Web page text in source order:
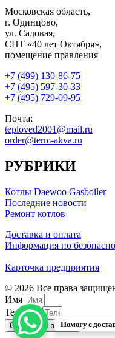
Московская область,
г. Одинцово,
ул. Садовая,
СНТ «40 лет Октября»,
помещение правления
+7 (499) 130-86-75
+7 (495) 597-30-33
+7 (495) 729-09-95
Почта:
teploved2001@mail.ru
order@term-akva.ru
РУБРИКИ
Котлы Daewoo Gasboiler
Последние новости
Ремонт котлов
Доставка и оплата
Информация по
Карточка предприятия
© 2026 Все права
Помогу с
Имя
Телефон
Отправить заявку